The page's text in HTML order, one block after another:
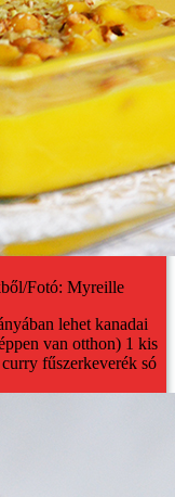
Fotó: Myreille
lehet kanadai
van otthon) 1 kis
fűszerkeverék só